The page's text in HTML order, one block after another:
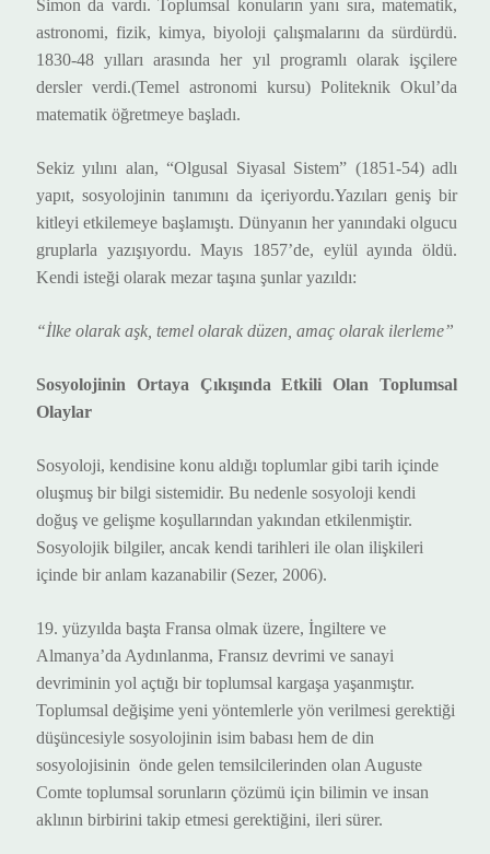
Simon da vardı. Toplumsal konuların yanı sıra, matematik,
astronomi, fizik, kimya, biyoloji çalışmalarını da sürdürdü.
1830-48 yılları arasında her yıl programlı olarak işçilere
dersler verdi.(Temel astronomi kursu) Politeknik Okul’da
matematik öğretmeye başladı.
Sekiz yılını alan, “Olgusal Siyasal Sistem” (1851-54) adlı
yapıt, sosyolojinin tanımını da içeriyordu.Yazıları geniş bir
kitleyi etkilemeye başlamıştı. Dünyanın her yanındaki olgucu
gruplarla yazışıyordu.Mayıs 1857’de, eylül ayında öldü.
Kendi isteği olarak mezar taşına şunlar yazıldı:
“İlke olarak aşk, temel olarak düzen, amaç olarak ilerleme”
Sosyolojinin Ortaya Çıkışında Etkili Olan Toplumsal
Olaylar
Sosyoloji, kendisine konu aldığı toplumlar gibi tarih içinde
oluşmuş bir bilgi sistemidir. Bu nedenle sosyoloji kendi
doğuş ve gelişme koşullarından yakından etkilenmiştir.
Sosyolojik bilgiler, ancak kendi tarihleri ile olan ilişkileri
içinde bir anlam kazanabilir (Sezer, 2006).
19. yüzyılda başta Fransa olmak üzere, İngiltere ve
Almanya’da Aydınlanma, Fransız devrimi ve sanayi
devriminin yol açtığı bir toplumsal kargaşa yaşanmıştır.
Toplumsal değişime yeni yöntemlerle yön verilmesi gerektiği
düşüncesiyle sosyolojinin isim babası hem de din
sosyolojisinin önde gelen temsilcilerinden olan Auguste
Comte toplumsal sorunların çözümü için bilimin ve insan
aklının birbirini takip etmesi gerektiğini, ileri sürer.